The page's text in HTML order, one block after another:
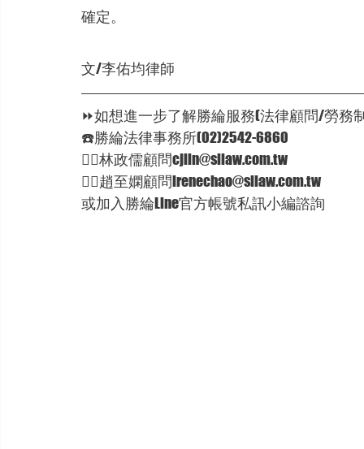
確定。
文/李佑均律師
⏩如想進一步了解勝綸服務(法律顧問/勞務
☎️勝綸法律事務所(02)2542-6860
🦸‍♂林政儒顧問cjlin@sllaw.com.tw
🦸‍♀趙至嫻顧問irenechao@sllaw.com.tw
或加入勝綸Line官方帳號私訊小編諮詢